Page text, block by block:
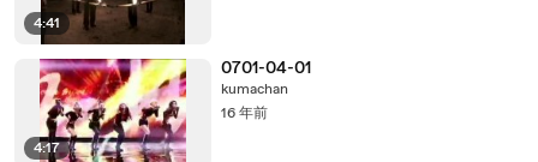
4:41
4:17
0701-04-01
kumachan
16 年前